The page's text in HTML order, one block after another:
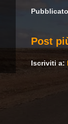
Post
Iscriviti a: